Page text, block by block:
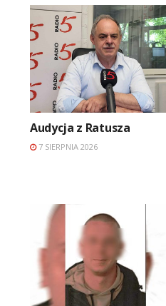
Audycja z Ratusza
7 SIERPNIA 2026